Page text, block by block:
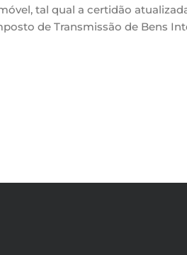
tal qual a certidão
de Transmissão de Bens